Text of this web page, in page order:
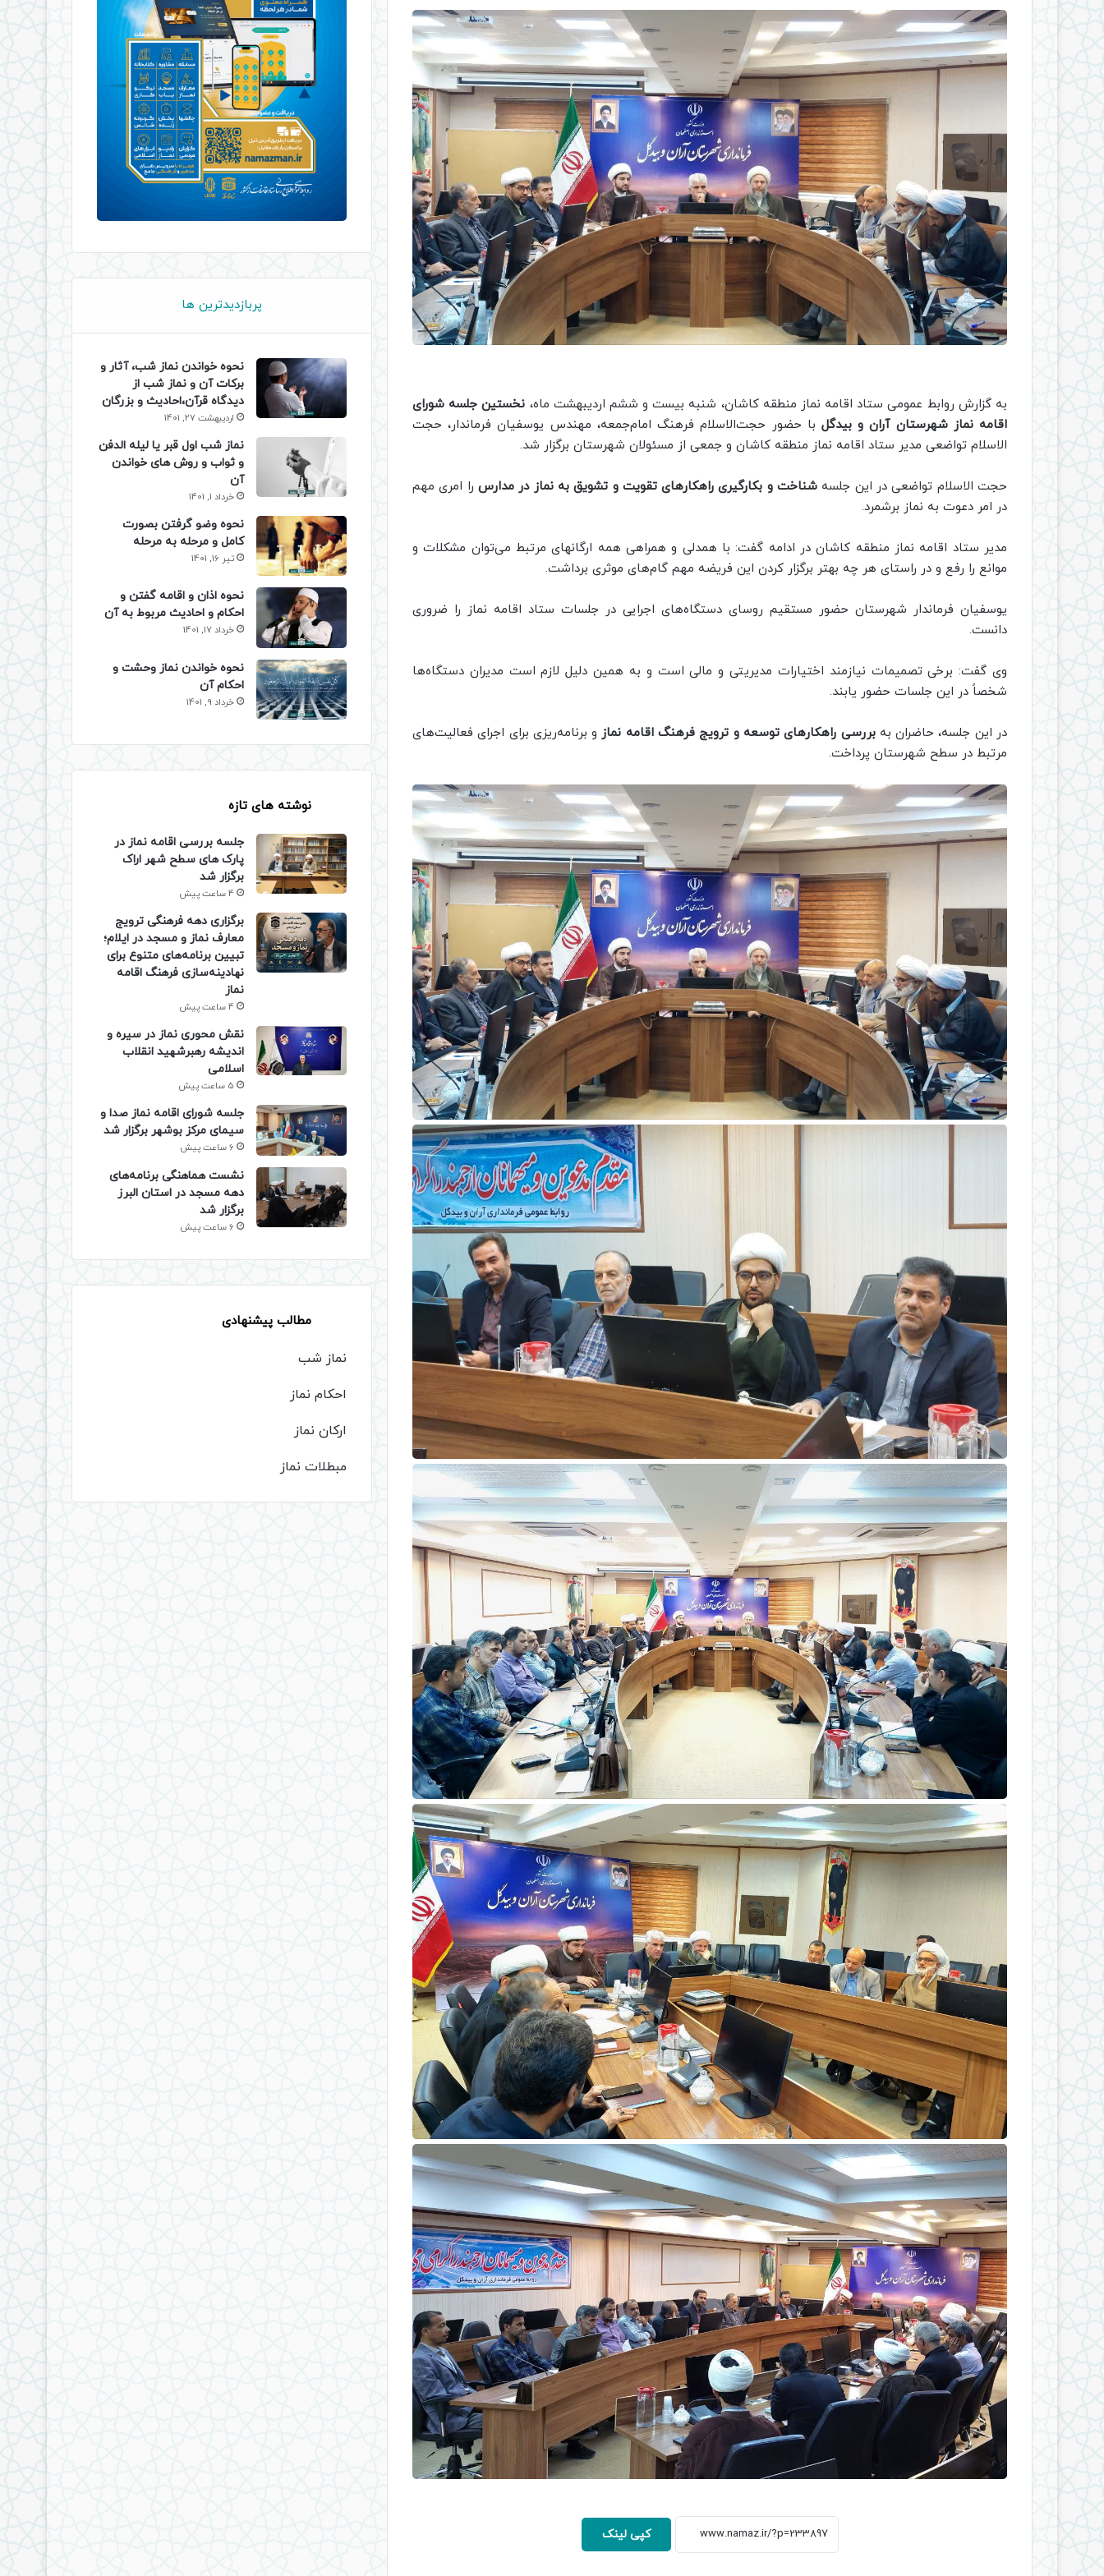
به گزارش روابط عمومی ستاد اقامه نماز منطقه کاشان، شنبه بیست و ششم اردیبهشت ماه، نخستین جلسه شورای
اقامه نماز شهرستان آران و بیدگل با حضور حجت‌الاسلام فرهنگ امام‌جمعه، مهندس یوسفیان فرماندار، حجت
الاسلام تواضعی مدیر ستاد اقامه نماز منطقه کاشان و جمعی از مسئولان شهرستان برگزار شد.
حجت الاسلام تواضعی در این جلسه شناخت و بکارگیری راهکارهای تقویت و تشویق به نماز در مدارس را امری مهم
در امر دعوت به نماز برشمرد.
مدیر ستاد اقامه نماز منطقه کاشان در ادامه گفت: با همدلی و همراهی همه ارگانهای مرتبط می‌توان مشکلات و
موانع را رفع و در راستای هر چه بهتر برگزار کردن این فریضه مهم گام‌های موثری برداشت.
یوسفیان فرماندار شهرستان حضور مستقیم روسای دستگاه‌های اجرایی در جلسات ستاد اقامه نماز را ضروری
دانست.
وی گفت: برخی تصمیمات نیازمند اختیارات مدیریتی و مالی است و به همین دلیل لازم است مدیران دستگاه‌ها
شخصاً در این جلسات حضور یابند.
در این جلسه، حاضران به بررسی راهکارهای توسعه و ترویج فرهنگ اقامه نماز و برنامه‌ریزی برای اجرای فعالیت‌های
مرتبط در سطح شهرستان پرداخت.
کپی لینک
پربازدیدترین ها
نحوه خواندن نماز شب، آثار و
برکات آن و نماز شب از
دیدگاه قرآن،احادیث و بزرگان
اردیبهشت 27, 1401
نماز شب اول قبر یا لیله الدفن
و ثواب و روش های خواندن
آن
خرداد 1, 1401
نحوه وضو گرفتن بصورت
کامل و مرحله به مرحله
تیر 16, 1401
نحوه اذان و اقامه گفتن و
احکام و احادیث مربوط به آن
خرداد 17, 1401
نحوه خواندن نماز وحشت و
احکام آن
خرداد 9, 1401
نوشته های تازه
جلسه بررسی اقامه نماز در
پارک های سطح شهر اراک
برگزار شد
4 ساعت پیش
برگزاری دهه فرهنگی ترویج
معارف نماز و مسجد در ایلام؛
تبیین برنامه‌های متنوع برای
نهادینه‌سازی فرهنگ اقامه
نماز
4 ساعت پیش
نقش محوری نماز در سیره و
اندیشه رهبرشهید انقلاب
اسلامی
5 ساعت پیش
جلسه شورای اقامه نماز صدا و
سیمای مرکز بوشهر برگزار شد
6 ساعت پیش
نشست هماهنگی برنامه‌های
دهه مسجد در استان البرز
برگزار شد
6 ساعت پیش
مطالب پیشنهادی
نماز شب
احکام نماز
ارکان نماز
مبطلات نماز